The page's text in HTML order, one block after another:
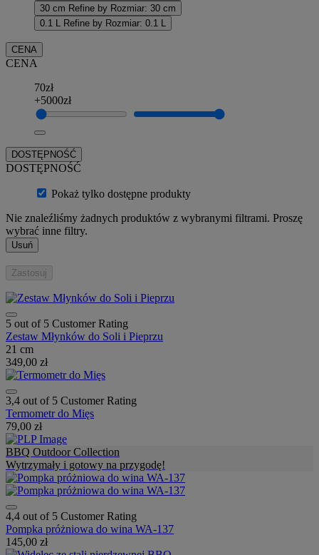
30 cm Refine by Rozmiar: 30 cm
0.1 L
Refine by Rozmiar: 0.1 L
CENA
CENA
70zł
+5000zł
DOSTĘPNOŚĆ
DOSTĘPNOŚĆ
Pokaż tylko dostępne produkty
Nie znaleźliśmy żadnych produktów z wybranymi filtrami. Proszę
wybrać inne filtry.
Usuń
Zastosuj
5 out of 5 Customer Rating
Zestaw Młynków do Soli i Pieprzu
21 cm
349,00 zł
3,4 out of 5 Customer Rating
Termometr do Mięs
79,00 zł
BBQ Outdoor Collection
Wytrzymały i gotowy na przygodę!
4,4 out of 5 Customer Rating
Pompka próżniowa do wina WA-137
145,00 zł